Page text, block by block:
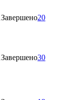
Завершено20
Завершено30